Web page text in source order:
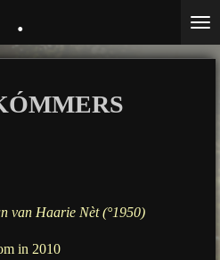
.
van Haarie Nèt (°1950)
in 2010